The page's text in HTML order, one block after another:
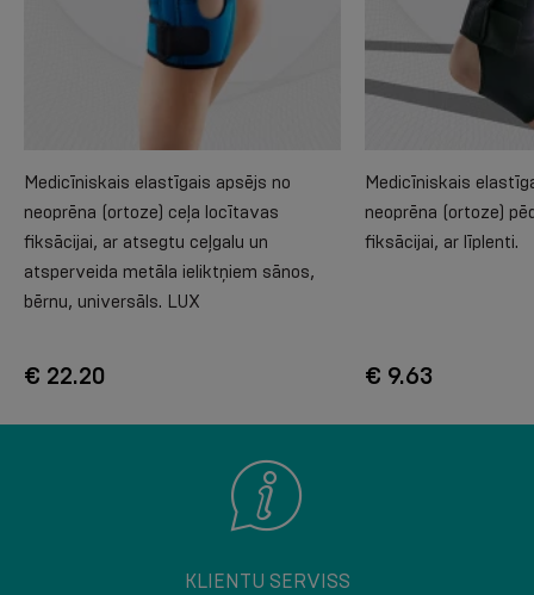
Medicīniskais elastīgais apsējs no
neoprēna (ortoze) ceļa locītavas
fiksācijai, ar atsegtu ceļgalu un
atsperveida metāla ieliktņiem sānos,
bērnu, universāls. LUX
€ 22.20
Medicīniskais
neoprēna (ortoze)
fiksācijai, ar līplenti.
€ 9.63
KLIENTU SERVISS